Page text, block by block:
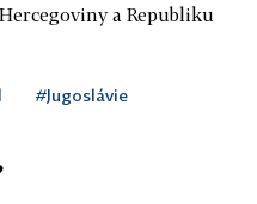
a Republiku
#Jugoslávie